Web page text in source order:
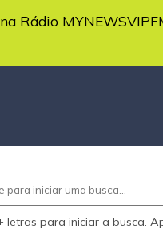
Rádio
letras para iniciar a busca.